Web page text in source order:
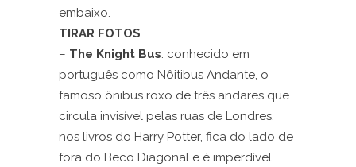
embaixo.
TIRAR FOTOS
– The Knight Bus: conhecido em
português como Nôitibus Andante, o
famoso ônibus roxo de três andares que
circula invisível pelas ruas de Londres,
nos livros do Harry Potter, fica do lado de
fora do Beco Diagonal e é imperdível